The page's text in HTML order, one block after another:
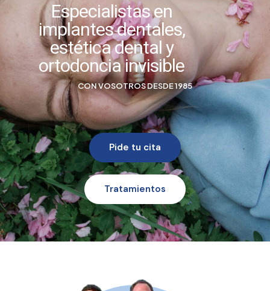
Especialistas en
implantes dentales,
estética dental y
ortodoncia invisible
CON VOSOTROS DESDE 1985
Pide tu cita
Tratamientos